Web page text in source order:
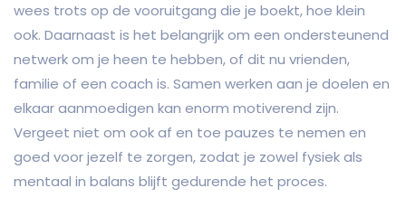
wees trots op de vooruitgang die je boekt, hoe klein
ook. Daarnaast is het belangrijk om een ondersteunend
netwerk om je heen te hebben, of dit nu vrienden,
familie of een coach is. Samen werken aan je doelen en
elkaar aanmoedigen kan enorm motiverend zijn.
Vergeet niet om ook af en toe pauzes te nemen en
goed voor jezelf te zorgen, zodat je zowel fysiek als
mentaal in balans blijft gedurende het proces.